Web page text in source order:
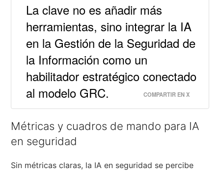
La clave no es añadir más
herramientas, sino integrar la IA
en la Gestión de la Seguridad de
la Información como un
habilitador estratégico conectado
al modelo GRC.
COMPARTIR EN X
Métricas y cuadros de mando para IA
en seguridad
Sin métricas claras, la IA en seguridad se percibe